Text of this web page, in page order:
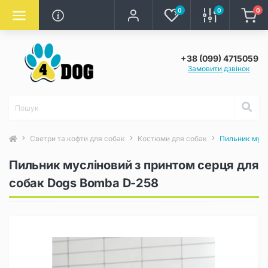
0 0 0
+38 (099) 4715059
Замовити дзвінок
Светри та кофти для собак Костюми для собак Пильник
Пильник мусліновий з принтом серця для
собак Dogs Bomba D-258